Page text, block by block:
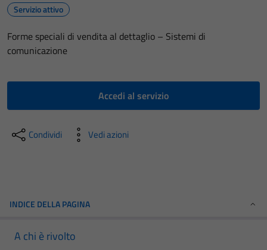
Servizio attivo
Forme speciali di vendita al dettaglio – Sistemi di
comunicazione
Accedi al servizio
Condividi Vedi azioni
INDICE DELLA PAGINA
A chi è rivolto